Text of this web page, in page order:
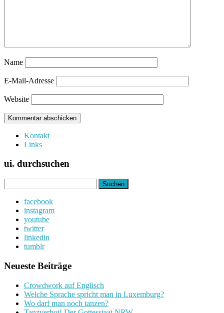
Name
E-Mail-Adresse
Website
Kontakt
Links
ui. durchsuchen
nach:
facebook
instagram
youtube
twitter
linkedin
tumblr
Neueste Beiträge
Crowdwork auf Englisch
Welche Sprache spricht man in Luxemburg?
Wo darf man noch tanzen?